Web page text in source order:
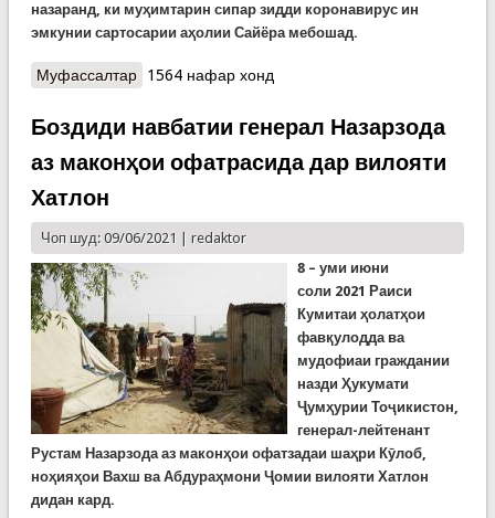
назаранд, ки муҳимтарин сипар зидди коронавирус ин
эмкунии сартосарии аҳолии Сайёра мебошад.
Муфассалтаро COVID-19: Хушбинии сарвари Созмони
гирифторон ба коронавирус
1564 нафар хонд
Боздиди навбатии генерал Назарзода
аз маконҳои офатрасида дар вилояти
Хатлон
Чоп шуд: 09/06/2021 | redaktor
8 – уми июни
соли 2021 Раиси
Кумитаи ҳолатҳои
фавқулодда ва
мудофиаи граждании
назди Ҳукумати
Ҷумҳурии Тоҷикистон,
генерал-лейтенант
Рустам Назарзода аз маконҳои офатзадаи шаҳри Кӯлоб,
ноҳияҳои Вахш ва Абдураҳмони Ҷомии вилояти Хатлон
дидан кард.